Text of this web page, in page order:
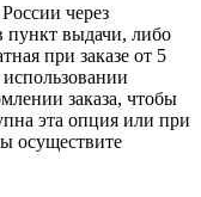
через
выдачи, либо
при заказе от 5
заказа, чтобы
эта опция или при
осуществите